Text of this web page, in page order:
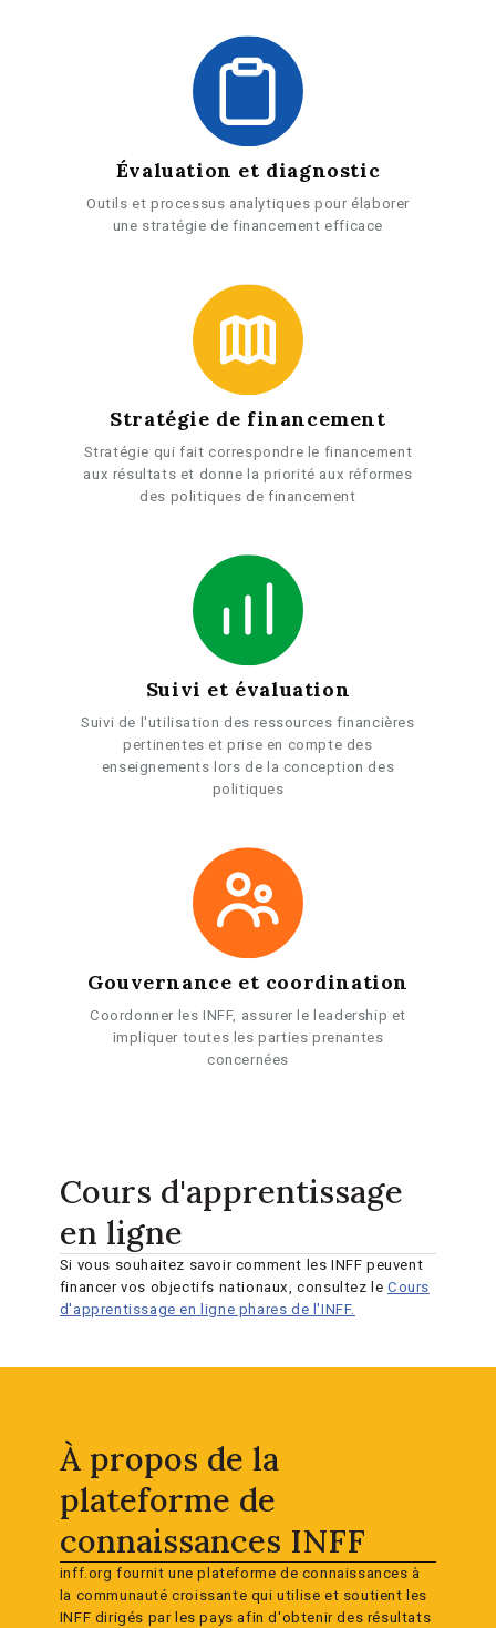
Évaluation et diagnostic
Outils et processus analytiques pour élaborer
une stratégie de financement efficace
Stratégie de financement
Stratégie qui fait correspondre le financement
aux résultats et donne la priorité aux réformes
des politiques de financement
Suivi et évaluation
Suivi de l'utilisation des ressources financières
pertinentes et prise en compte des
enseignements lors de la conception des
politiques
Gouvernance et coordination
Coordonner les INFF, assurer le leadership et
impliquer toutes les parties prenantes
concernées
Cours d'apprentissage
en ligne
Si vous souhaitez savoir comment les INFF peuvent
financer vos objectifs nationaux, consultez le Cours
d'apprentissage en ligne phares de l'INFF.
À propos de la
plateforme de
connaissances INFF
inff.org fournit une plateforme de connaissances à
la communauté croissante qui utilise et soutient les
INFF dirigés par les pays afin d'obtenir des résultats